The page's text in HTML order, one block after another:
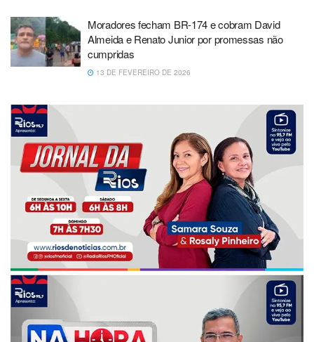
Moradores fecham BR-174 e cobram David
Almeida e Renato Junior por promessas não
cumpridas
13 DE FEVEREIRO DE 2026